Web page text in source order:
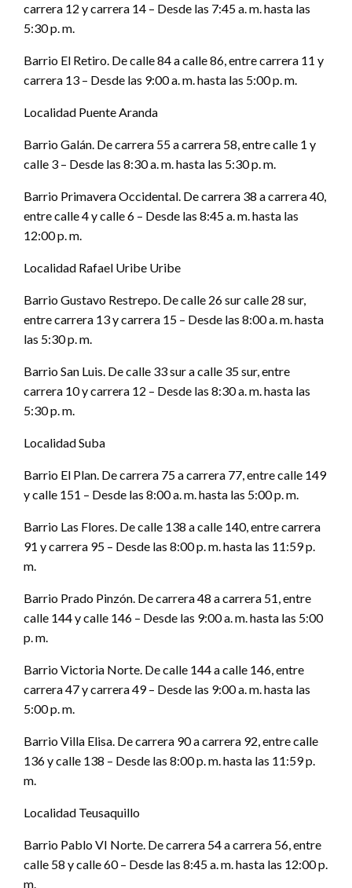
carrera 12 y carrera 14 – Desde las 7:45 a. m. hasta las
5:30 p. m.
Barrio El Retiro. De calle 84 a calle 86, entre carrera 11 y
carrera 13 – Desde las 9:00 a. m. hasta las 5:00 p. m.
Localidad Puente Aranda
Barrio Galán. De carrera 55 a carrera 58, entre calle 1 y
calle 3 – Desde las 8:30 a. m. hasta las 5:30 p. m.
Barrio Primavera Occidental. De carrera 38 a carrera 40,
entre calle 4 y calle 6 – Desde las 8:45 a. m. hasta las
12:00 p. m.
Localidad Rafael Uribe Uribe
Barrio Gustavo Restrepo. De calle 26 sur calle 28 sur,
entre carrera 13 y carrera 15 – Desde las 8:00 a. m. hasta
las 5:30 p. m.
Barrio San Luis. De calle 33 sur a calle 35 sur, entre
carrera 10 y carrera 12 – Desde las 8:30 a. m. hasta las
5:30 p. m.
Localidad Suba
Barrio El Plan. De carrera 75 a carrera 77, entre calle 149
y calle 151 – Desde las 8:00 a. m. hasta las 5:00 p. m.
Barrio Las Flores. De calle 138 a calle 140, entre carrera
91 y carrera 95 – Desde las 8:00 p. m. hasta las 11:59 p.
m.
Barrio Prado Pinzón. De carrera 48 a carrera 51, entre
calle 144 y calle 146 – Desde las 9:00 a. m. hasta las 5:00
p. m.
Barrio Victoria Norte. De calle 144 a calle 146, entre
carrera 47 y carrera 49 – Desde las 9:00 a. m. hasta las
5:00 p. m.
Barrio Villa Elisa. De carrera 90 a carrera 92, entre calle
136 y calle 138 – Desde las 8:00 p. m. hasta las 11:59 p.
m.
Localidad Teusaquillo
Barrio Pablo VI Norte. De carrera 54 a carrera 56, entre
calle 58 y calle 60 – Desde las 8:45 a. m. hasta las 12:00 p.
m.